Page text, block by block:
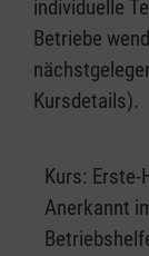
individuelle
Betriebe
Kursdetails).
Kurs: Erste-
Anerkannt